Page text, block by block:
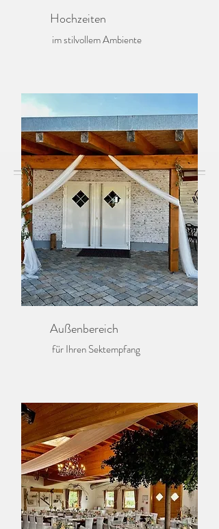
Hochzeiten
im stilvollem Ambiente
Außenbereich
für Ihren Sektempfang